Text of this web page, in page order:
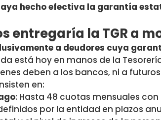
hecho efectiva la garantía
entregaría la TGR a
a deudores cuya
está hoy en manos de la
deben a los bancos, ni a
en:
: Hasta 48 cuotas mensuales
por la entidad en plazos